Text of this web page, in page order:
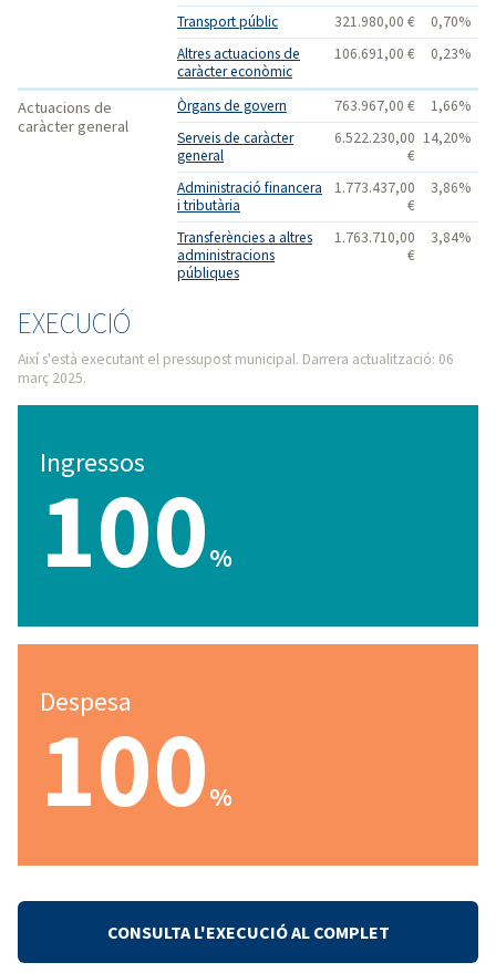
Transport públic 321.980,00 €
0,70%
Altres actuacions de
caràcter econòmic
106.691,00 € 0,23%
Actuacions de
caràcter general
Òrgans de govern 763.967,00 €
1,66%
Serveis de caràcter
general
6.522.230,00
€
14,20%
Administració financera
i tributària
1.773.437,00
€
3,86%
Transferències a altres
administracions
públiques
1.763.710,00
€
3,84%
EXECUCIÓ
Així s'està executant el pressupost municipal. Darrera actualització: 06
març 2025.
Ingressos
100%
Despesa
100%
CONSULTA L'EXECUCIÓ AL COMPLET